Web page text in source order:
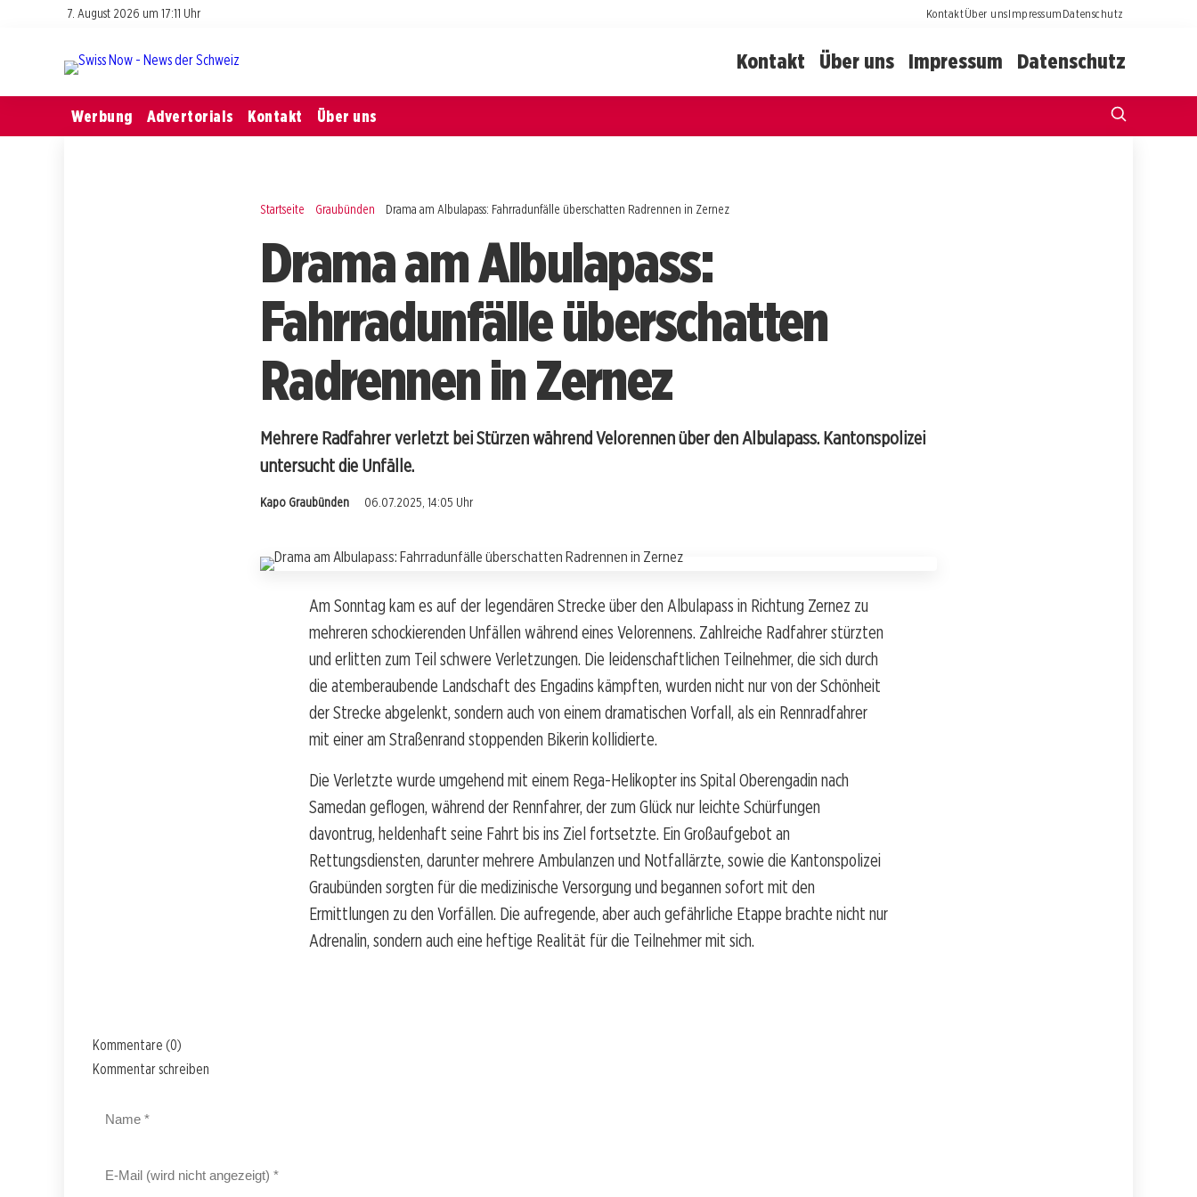
7. August 2026 um 17:11 Uhr KontaktÜber unsImpressumDatenschutz
Kontakt Über uns Impressum Datenschutz
Werbung Advertorials Kontakt Über uns
Startseite Graubünden Drama am Albulapass: Fahrradunfälle überschatten Radrennen in Zernez
Drama am Albulapass:
Fahrradunfälle überschatten
Radrennen in Zernez
Mehrere Radfahrer verletzt bei Stürzen während Velorennen über den Albulapass. Kantonspolizei
untersucht die Unfälle.
Kapo Graubünden 06.07.2025, 14:05 Uhr
Am Sonntag kam es auf der legendären Strecke über den Albulapass in Richtung Zernez zu
mehreren schockierenden Unfällen während eines Velorennens. Zahlreiche Radfahrer stürzten
und erlitten zum Teil schwere Verletzungen. Die leidenschaftlichen Teilnehmer, die sich durch
die atemberaubende Landschaft des Engadins kämpften, wurden nicht nur von der Schönheit
der Strecke abgelenkt, sondern auch von einem dramatischen Vorfall, als ein Rennradfahrer
mit einer am Straßenrand stoppenden Bikerin kollidierte.
Die Verletzte wurde umgehend mit einem Rega-Helikopter ins Spital Oberengadin nach
Samedan geflogen, während der Rennfahrer, der zum Glück nur leichte Schürfungen
davontrug, heldenhaft seine Fahrt bis ins Ziel fortsetzte. Ein Großaufgebot an
Rettungsdiensten, darunter mehrere Ambulanzen und Notfallärzte, sowie die Kantonspolizei
Graubünden sorgten für die medizinische Versorgung und begannen sofort mit den
Ermittlungen zu den Vorfällen. Die aufregende, aber auch gefährliche Etappe brachte nicht nur
Adrenalin, sondern auch eine heftige Realität für die Teilnehmer mit sich.
Kommentare (0)
Kommentar schreiben